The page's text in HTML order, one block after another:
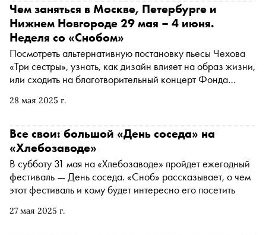
28 мая 2025 г.
Чем заняться в Москве, Петербурге и
Нижнем Новгороде 29 мая – 4 июня.
Неделя со «Снобом»
Посмотреть альтернативную постановку пьесы Чехова
«Три сестры», узнать, как дизайн влияет на образ жизни,
или сходить на благотворительный концерт Фонда
сходить на ближайшей неделе
27 мая 2025 г.
Все свои: большой «День соседа» на
«Хлебозаводе»
В субботу 31 мая на «Хлебозаводе» пройдет ежегодный
фестиваль — День соседа. «Сноб» рассказывает, о чем
этот фестиваль и кому будет интересно его посетить